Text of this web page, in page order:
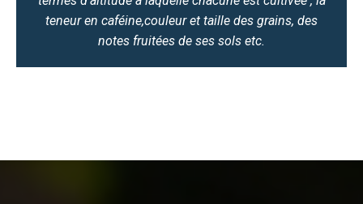
teneur en caféine,couleur et taille des grains, des
notes fruitées de ses sols etc.